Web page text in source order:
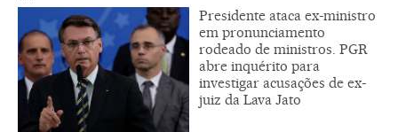
Presidente ataca ex-ministro
em pronunciamento
rodeado de ministros. PGR
abre inquérito para
investigar acusações de ex-
juiz da Lava Jato